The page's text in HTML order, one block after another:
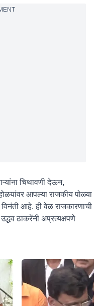
चिथावणी देऊन,
आपल्या राजकीय पोळ्या
आहे. ही वेळ राजकारणाची
ठाकरेंनी अप्रत्यक्षपणे